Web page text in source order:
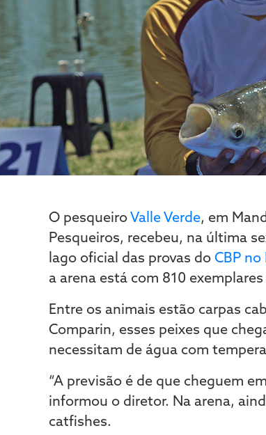
O pesqueiroValle Verde, em
Pesqueiros, recebeu, na última
lago oficial das provas do CBP no
a arena está com 810
Entre os animais estão carpas
Comparin, esses peixes que
necessitam de água com
“A previsão é de que cheguem
informou o diretor. Na arena,
catfishes.